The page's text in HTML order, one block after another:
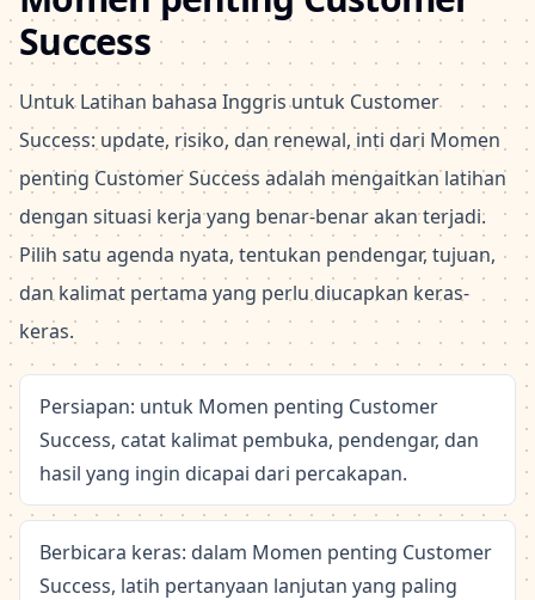
Success
Untuk Latihan bahasa Inggris untuk Customer
Success: update, risiko, dan renewal, inti dari Momen
penting Customer Success adalah mengaitkan latihan
dengan situasi kerja yang benar-benar akan terjadi.
Pilih satu agenda nyata, tentukan pendengar, tujuan,
dan kalimat pertama yang perlu diucapkan keras-
keras.
Persiapan: untuk Momen penting Customer
Success, catat kalimat pembuka, pendengar, dan
hasil yang ingin dicapai dari percakapan.
Berbicara keras: dalam Momen penting Customer
Success, latih pertanyaan lanjutan yang paling